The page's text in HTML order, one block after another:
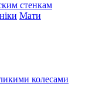
стенкам
Мати
колесами